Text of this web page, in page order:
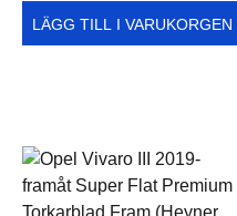
LÄGG TILL I VARUKORGEN